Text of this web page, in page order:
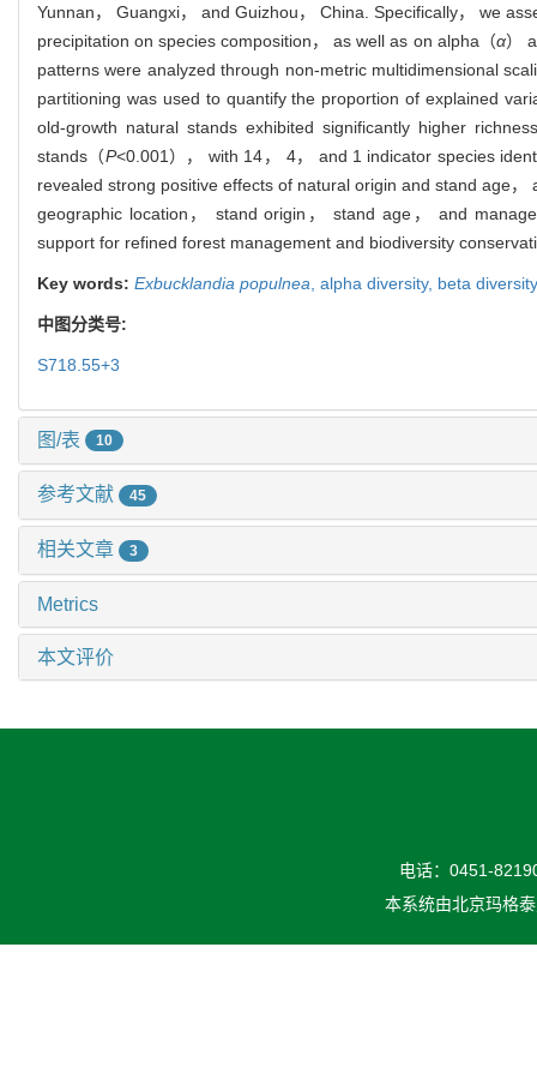
Yunnan， Guangxi， and Guizhou， China. Specifically， we
precipitation on species composition， as well as on alpha（α）
patterns were analyzed through non-metric multidimensional
partitioning was used to quantify the proportion of explained
old-growth natural stands exhibited significantly higher
stands（P<0.001）， with 14， 4， and 1 indicator species
revealed strong positive effects of natural origin and stand age
geographic location， stand origin， stand age， and
support for refined forest management and biodiversity
Key words: Exbucklandia populnea alpha diversity, beta
中图分类号:
S718.55+3
图/表 10
参考文献 45
相关文章 3
Metrics
本文评价
电话：0451-
本系统由北京玛格